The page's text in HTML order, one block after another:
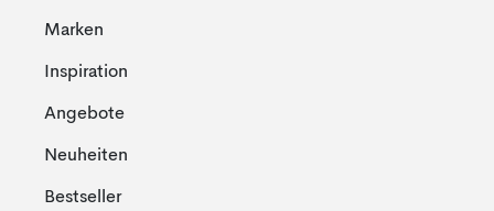
Marken
Inspiration
Angebote
Neuheiten
Bestseller